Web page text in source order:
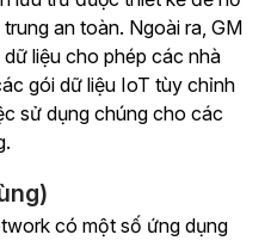
an toàn. Ngoài ra, GM
liệu cho phép các nhà
gói dữ liệu IoT tùy chỉnh
sử dụng chúng cho các
có một số ứng dụng